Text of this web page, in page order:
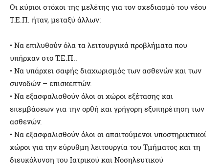
Οι κύριοι στόχοι της μελέτης για τον σχεδιασμό του νέου
Τ.Ε.Π. ήταν, μεταξύ άλλων:
• Να επιλυθούν όλα τα λειτουργικά προβλήματα που
υπήρχαν στο Τ.Ε.Π..
• Να υπάρχει σαφής διαχωρισμός των ασθενών και των
συνοδών – επισκεπτών.
• Να εξασφαλισθούν όλοι οι χώροι εξέτασης και
επεμβάσεων για την ορθή και γρήγορη εξυπηρέτηση των
ασθενών.
• Να εξασφαλισθούν όλοι οι απαιτούμενοι υποστηρικτικοί
χώροι για την εύρυθμη λειτουργία του Τμήματος και τη
διευκόλυνση του Ιατρικού και Νοσηλευτικού